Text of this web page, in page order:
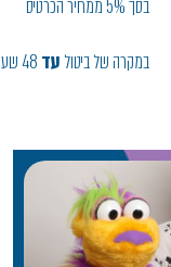
בסך 5% ממחיר הכרטיס
במקרה של ביטולעד